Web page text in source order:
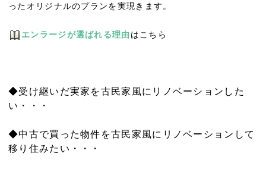
ったオリジナルのプランを実現きます。
エンラージが選ばれる理由 はこちら
◆受け継いだ実家を古民家風にリノベーションした
い・・・
◆中古で買った物件を古民家風にリノベーションして
移り住みたい・・・